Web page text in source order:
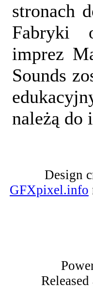
stronach
Fabryki
imprez
Sounds
należą do
Design
GFXpixel.info